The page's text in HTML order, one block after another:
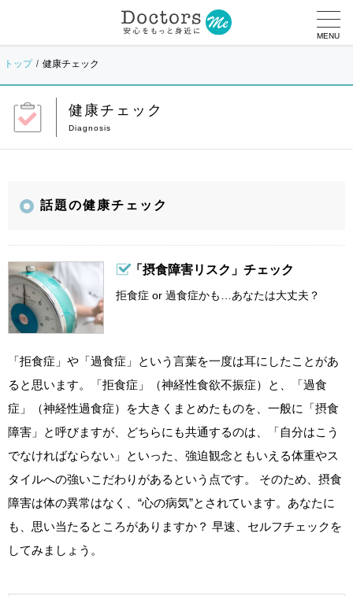
MENU
トップ 健康チェック
健康チェック
話題の健康チェック
「摂食障害リスク」チェック
拒食症 or 過食症かも…あなたは大丈夫？
「拒食症」や「過食症」という言葉を一度は耳にしたことがあ
ると思います。「拒食症」（神経性食欲不振症）と、「過食
症」（神経性過食症）を大きくまとめたものを、一般に「摂食
障害」と呼びますが、どちらにも共通するのは、「自分はこう
でなければならない」といった、強迫観念ともいえる体重やス
タイルへの強いこだわりがあるという点です。 そのため、摂食
障害は体の異常はなく、“心の病気”とされています。あなたに
も、思い当たるところがありますか？ 早速、セルフチェックを
してみましょう。